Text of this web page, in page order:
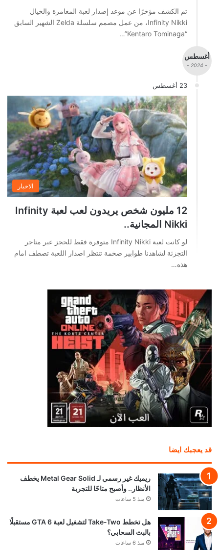
تم الكشف مؤخرًا عن موعد إصدار لعبة المغامرة والخيال
Infinity Nikki، من عمل مصمم سلسلة Zelda الشهير السابق
“Kentaro Tominaga”…
أغسطس
- 2024 -
23 أغسطس
الاخبار
12 مليون شخص يريدون لعب لعبة Infinity
Nikki المجانية..
لو كانت لعبة Infinity Nikki متوفرة فقط للحجز عبر متاجر
التجزئة لشاهدنا طوابير ضخمة تنتظر اصدار اللعبة تصطف امام
هذه…
قد يعجبك ايضا
ريميك غير رسمي لـ Metal Gear Solid يخطف
الأنظار.. وأصبح متاحًا للتجربة
منذ 5 ساعات
هل تخطط Take-Two لتشغيل لعبة GTA 6 مستقبلًا
بالبث السحابي؟
منذ 6 ساعات